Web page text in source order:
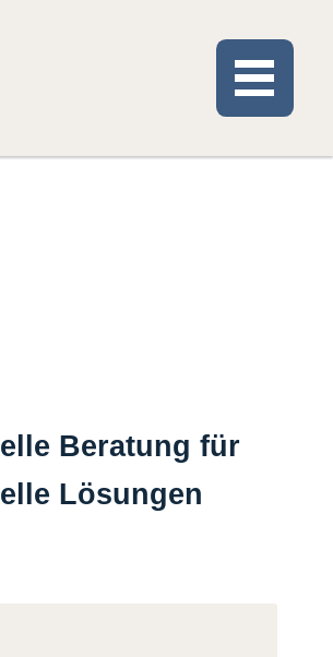
Beratung für
Lösungen